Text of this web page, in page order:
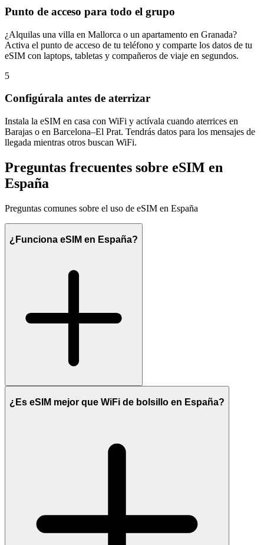
Punto de acceso para todo el grupo
¿Alquilas una villa en Mallorca o un apartamento en Granada?
Activa el punto de acceso de tu teléfono y comparte los datos de tu
eSIM con laptops, tabletas y compañeros de viaje en segundos.
5
Configúrala antes de aterrizar
Instala la eSIM en casa con WiFi y actívala cuando aterrices en
Barajas o en Barcelona–El Prat. Tendrás datos para los mensajes de
llegada mientras otros buscan WiFi.
Preguntas frecuentes sobre eSIM en
España
Preguntas comunes sobre el uso de eSIM en España
¿Funciona eSIM en España?
¿Es eSIM mejor que WiFi de bolsillo en España?